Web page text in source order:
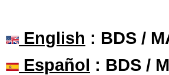
English : BDS /
Español : BDS /